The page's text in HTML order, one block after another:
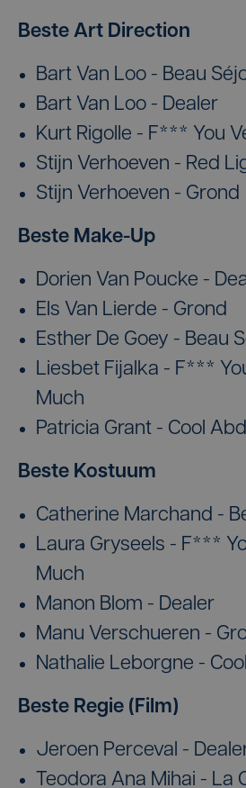
Beste Art Direction
Bart Van Loo - Beau
Bart Van Loo - Dealer
Kurt Rigolle - F*** You
Stijn Verhoeven - Red
Stijn Verhoeven - Grond
Beste Make-Up
Dorien Van Poucke -
Els Van Lierde - Grond
Esther De Goey - Beau
Liesbet Fijalka - F***
Much
Patricia Grant - Cool
Beste Kostuum
Catherine Marchand -
Laura Gryseels - F***
Much
Manon Blom - Dealer
Manu Verschueren -
Nathalie Leborgne -
Beste Regie (Film)
Jeroen Perceval -
Teodora Ana Mihai - La